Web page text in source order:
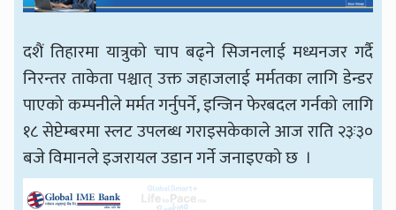
दशैं तिहारमा यात्रुको चाप बढ्ने सिजनलाई मध्यनजर गर्दै
निरन्तर ताकेता पश्चात् उक्त जहाजलाई मर्मतका लागि डेन्डर
पाएको कम्पनीले मर्मत गर्नुपर्ने, इन्जिन फेरबदल गर्नको लागि
१८ सेप्टेम्बरमा स्लट उपलब्ध गराइसकेकाले आज राति २३ः३०
बजे विमानले इजरायल उडान गर्ने जनाइएको छ ।